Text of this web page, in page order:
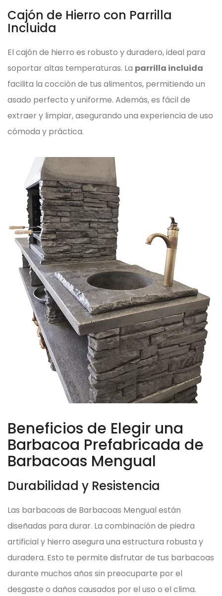
Cajón de Hierro con Parrilla
Incluida
El cajón de hierro es robusto y duradero, ideal para
soportar altas temperaturas. La parrilla incluida
facilita la cocción de tus alimentos, permitiendo un
asado perfecto y uniforme. Además, es fácil de
extraer y limpiar, asegurando una experiencia de uso
cómoda y práctica.
Beneficios de Elegir una
Barbacoa Prefabricada de
Barbacoas Mengual
Durabilidad y Resistencia
Las barbacoas de Barbacoas Mengual están
diseñadas para durar. La combinación de piedra
artificial y hierro asegura una estructura robusta y
duradera. Esto te permite disfrutar de tus barbacoas
durante muchos años sin preocuparte por el
desgaste o daños causados por el uso o el clima.